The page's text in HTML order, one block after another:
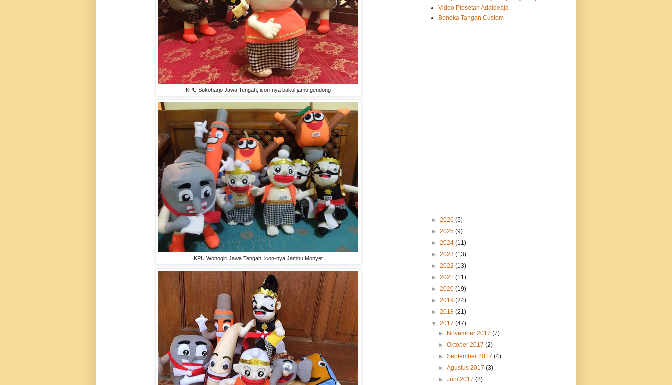
KPU Sukoharjo Jawa Tengah, icon-nya bakul jamu gendong
KPU Wonogiri Jawa Tengah, icon-nya Jambu Monyet
Video Plesetan Adaideaja
Boneka Tangan Custom
► 2026 (5)
► 2025 (9)
► 2024 (11)
► 2023 (13)
► 2022 (13)
► 2021 (11)
► 2020 (19)
► 2019 (24)
► 2018 (21)
▼ 2017 (47)
► November 2017(7)
►Oktober 2017(2)
►September 2017(4)
►Agustus 2017(3)
►Juni 2017(2)